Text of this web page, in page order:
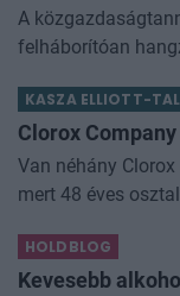
A
felháborítóan
némi
KASZA ELLIOTT-TAL
Clorox
Van néhány
mert 48 éves
dividend king-et. Azt
HOLDBLOG
Kevesebb